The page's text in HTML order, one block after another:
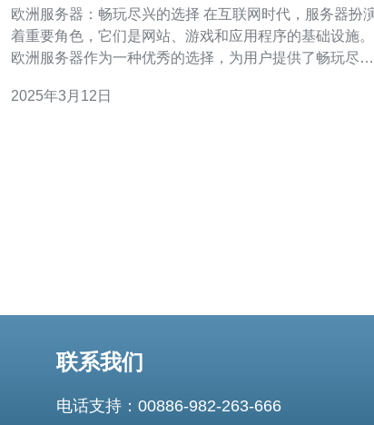
欧洲服务器：畅玩尽兴的选择 在互联网时代，服务器扮演
着重要角色，它们是网站、游戏和应用程序的基础设施。
欧洲服务器作为一种优秀的选择，为用户提供了畅玩尽兴
洲拥有先进的基础设施，网络速度快、延迟低。无论您是
2025年3月12日
联系我们
电话支持：00886-982-263-666